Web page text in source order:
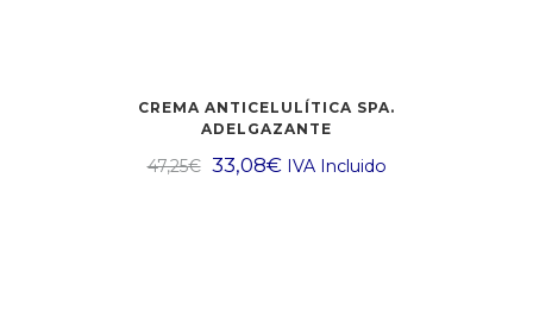
CREMA ANTICELULÍTICA SPA.
ADELGAZANTE
47,25€ 33,08€ IVA Incluido